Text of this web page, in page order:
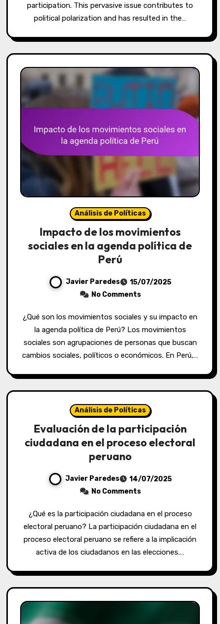
participation. This pervasive issue contributes to
political polarization and has resulted in the…
Análisis de Políticas
Impacto de los movimientos
sociales en la agenda política de
Perú
Javier Paredes
15/07/2025
No Comments
¿Qué son los movimientos sociales y su impacto en
la agenda política de Perú? Los movimientos
sociales son agrupaciones de personas que buscan
cambios sociales, políticos o económicos. En Perú,…
Análisis de Políticas
Evaluación de la participación
ciudadana en el proceso electoral
peruano
Javier Paredes
14/07/2025
No Comments
¿Qué es la participación ciudadana en el proceso
electoral peruano? La participación ciudadana en el
proceso electoral peruano se refiere a la implicación
activa de los ciudadanos en las elecciones.…